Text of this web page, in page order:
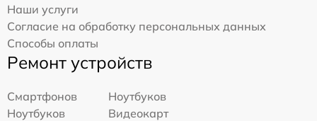
Наши услуги
Согласие на обработку персональных данных
Способы оплаты
Ремонт устройств
Смартфонов
Ноутбуков
Ноутбуков
Видеокарт